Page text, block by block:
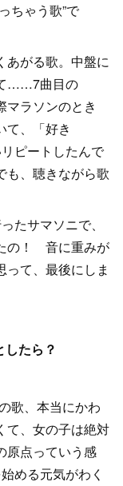
ちゃう歌”で
あがる歌。中盤に
……7曲目の
マラソンのとき
て、「好き
ピートしたんで
、聴きながら歌
たサマソニで、
の！ 音に重みが
て、最後にしま
たら？
歌、本当にかわ
、女の子は絶対
原点っていう感
める元気がわく